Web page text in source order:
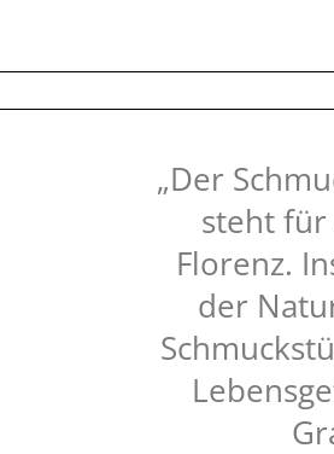
„Der
steht für
Florenz.
der